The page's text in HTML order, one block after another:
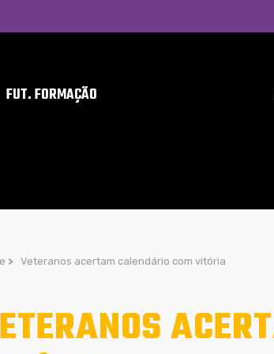
FUT. FORMAÇÃO
> Veteranos acertam calendário com vitória